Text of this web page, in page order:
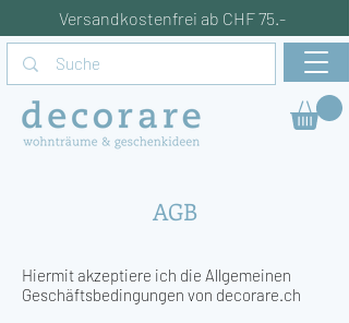
Versandkostenfrei ab CHF 75.-
AGB
Hiermit akzeptiere ich die Allgemeinen
Geschäftsbedingungen von decorare.ch